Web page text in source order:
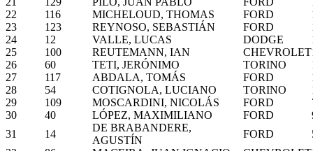
22
116 MICHELOUD, THOMAS FORD
23
123 REYNOSO, SEBASTIÁN FORD
24
12 VALLE, LUCAS DODGE
25
100 REUTEMANN, IAN CHEVROLET
26
60 TETI, JERÓNIMO TORINO
27
117 ABDALA, TOMÁS FORD
28
54 COTIGNOLA, LUCIANO TORINO
29
109 MOSCARDINI, NICOLÁS FORD
30
40 LÓPEZ, MAXIMILIANO FORD
31
14
DE BRABANDERE,
AGUSTÍN
FORD